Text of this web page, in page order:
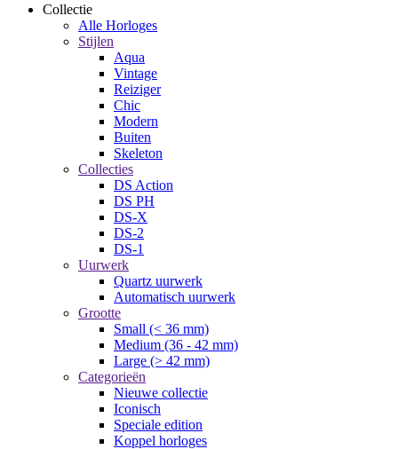
Collectie
Alle Horloges
Stijlen
Aqua
Vintage
Reiziger
Chic
Modern
Buiten
Skeleton
Collecties
DS Action
DS PH
DS-X
DS-2
DS-1
Uurwerk
Quartz uurwerk
Automatisch uurwerk
Grootte
Small (< 36 mm)
Medium (36 - 42 mm)
Large (> 42 mm)
Categorieën
Nieuwe collectie
Iconisch
Speciale edition
Koppel horloges